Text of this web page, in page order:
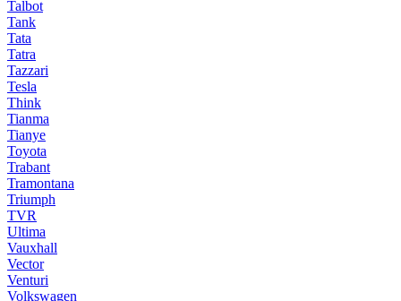
Talbot
Tank
Tata
Tatra
Tazzari
Tesla
Think
Tianma
Tianye
Toyota
Trabant
Tramontana
Triumph
TVR
Ultima
Vauxhall
Vector
Venturi
Volkswagen